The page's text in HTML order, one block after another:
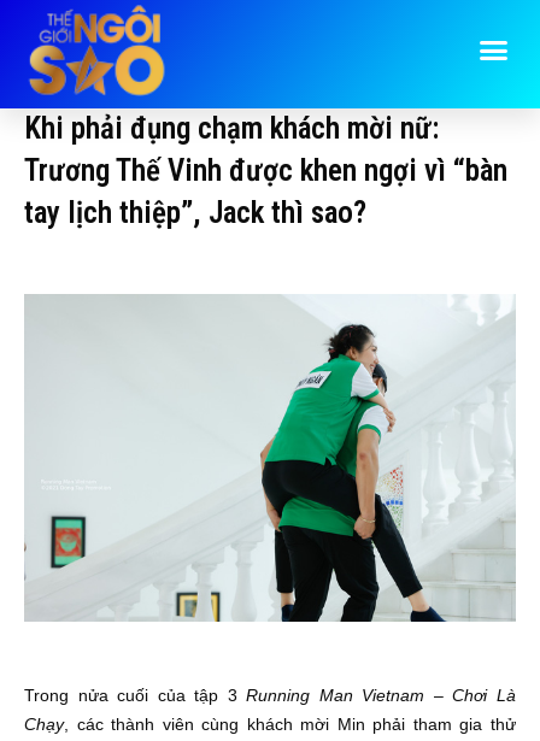
Khi phải đụng chạm khách mời nữ:
Trương Thế Vinh được khen ngợi vì “bàn
tay lịch thiệp”, Jack thì sao?
Trong nửa cuối của tập 3Running Man Vietnam –Chơi Là
Chạy, các thành viên cùng khách mời Min phải tham gia thử